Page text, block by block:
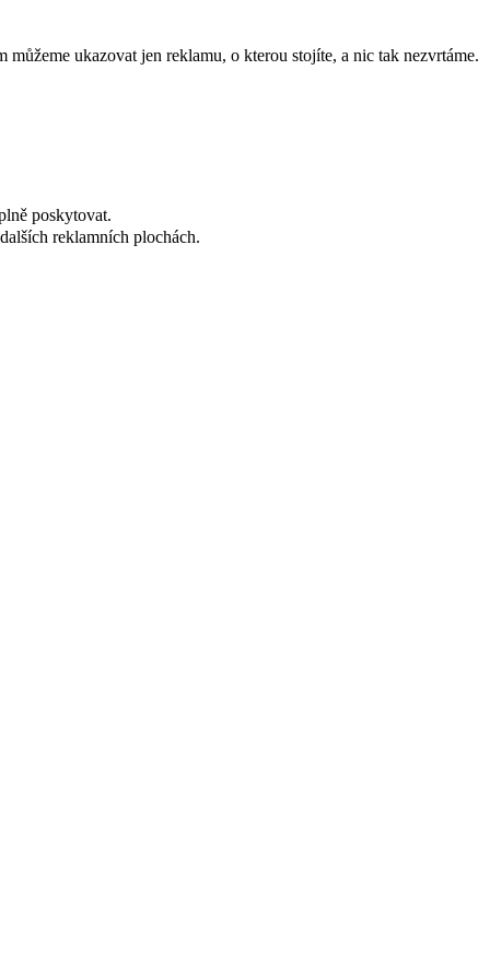
ukazovat jen reklamu, o kterou stojíte, a nic tak nezvrtáme.
poskytovat.
reklamních plochách.